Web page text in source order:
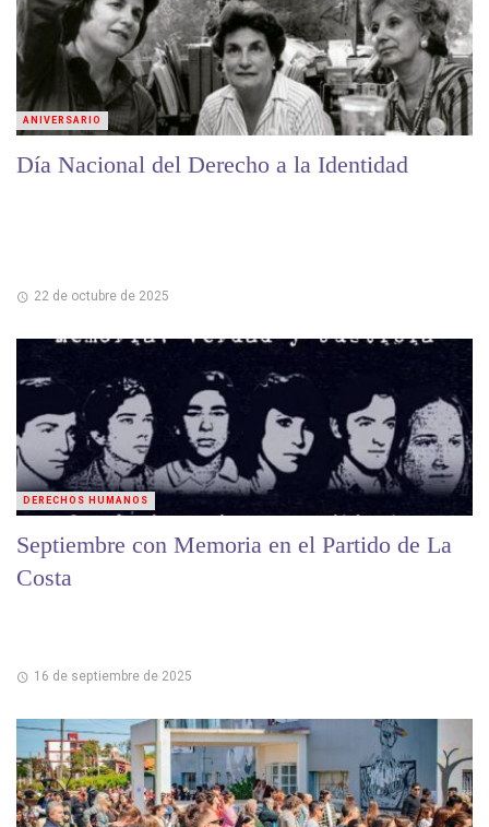
Día Nacional del Derecho a la Identidad
22 de octubre de 2025
ANIVERSARIO
Septiembre con Memoria en el Partido de La
Costa
16 de septiembre de 2025
DERECHOS HUMANOS